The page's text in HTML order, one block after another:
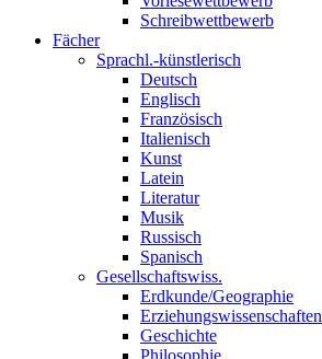
Schreibwettbewerb
Fächer
Sprachl.-künstlerisch
Deutsch
Englisch
Französisch
Italienisch
Kunst
Latein
Literatur
Musik
Russisch
Spanisch
Gesellschaftswiss.
Erdkunde/Geographie
Erziehungswissenschaften
Geschichte
Philosophie